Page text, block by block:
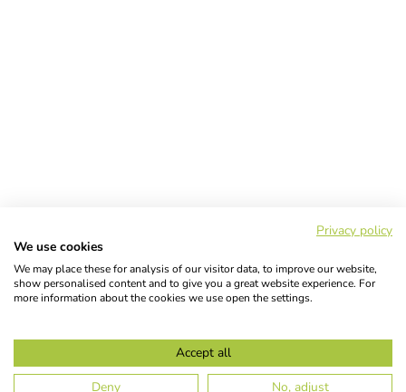
Privacy policy
We use cookies
We may place these for analysis of our visitor data, to improve our website,
show personalised content and to give you a great website experience. For
more information about the cookies we use open the settings.
Accept all
Deny
No, adjust